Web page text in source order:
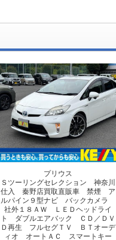
プリウス
Ｓツーリングセレクション 神奈川
仕入 秦野店買取直販車 禁煙 ア
ルパイン９型ナビ バックカメラ
社外１８ＡＷ ＬＥＤヘッドライ
ト ダブルエアバック ＣＤ／ＤＶ
Ｄ再生 フルセグＴＶ ＢＴオーデ
ィオ オートＡＣ スマートキー